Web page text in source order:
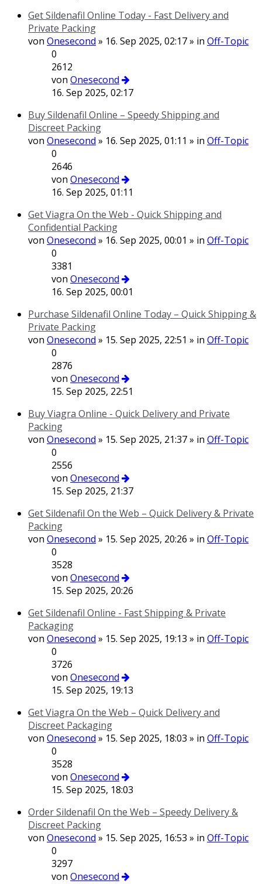
Get Sildenafil Online Today - Fast Delivery and
Private Packing
von Onesecond » 16. Sep 2025, 02:17 » in Off-Topic
0
2612
von Onesecond
16. Sep 2025, 02:17
Buy Sildenafil Online – Speedy Shipping and
Discreet Packing
von Onesecond » 16. Sep 2025, 01:11 » in Off-Topic
0
2646
von Onesecond
16. Sep 2025, 01:11
Get Viagra On the Web - Quick Shipping and
Confidential Packing
von Onesecond » 16. Sep 2025, 00:01 » in Off-Topic
0
3381
von Onesecond
16. Sep 2025, 00:01
Purchase Sildenafil Online Today – Quick Shipping &
Private Packing
von Onesecond » 15. Sep 2025, 22:51 » in Off-Topic
0
2876
von Onesecond
15. Sep 2025, 22:51
Buy Viagra Online - Quick Delivery and Private
Packing
von Onesecond » 15. Sep 2025, 21:37 » in Off-Topic
0
2556
von Onesecond
15. Sep 2025, 21:37
Get Sildenafil On the Web – Quick Delivery & Private
Packing
von Onesecond » 15. Sep 2025, 20:26 » in Off-Topic
0
3528
von Onesecond
15. Sep 2025, 20:26
Get Sildenafil Online - Fast Shipping & Private
Packaging
von Onesecond » 15. Sep 2025, 19:13 » in Off-Topic
0
3726
von Onesecond
15. Sep 2025, 19:13
Get Viagra On the Web – Quick Delivery and
Discreet Packaging
von Onesecond » 15. Sep 2025, 18:03 » in Off-Topic
0
3528
von Onesecond
15. Sep 2025, 18:03
Order Sildenafil On the Web – Speedy Delivery &
Discreet Packing
von Onesecond » 15. Sep 2025, 16:53 » in Off-Topic
0
3297
von Onesecond